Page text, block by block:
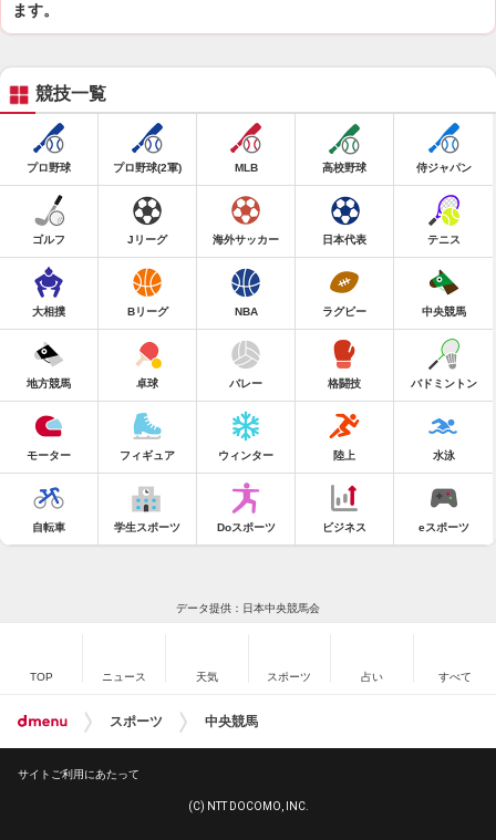
ます。
競技一覧
プロ野球 プロ野球(2軍) MLB 高校野球 侍ジャパン
ゴルフ Jリーグ 海外サッカー 日本代表 テニス
大相撲 Bリーグ NBA ラグビー 中央競馬
地方競馬 卓球 バレー 格闘技 バドミントン
モーター フィギュア ウィンター 陸上 水泳
自転車 学生スポーツ Doスポーツ ビジネス eスポーツ
データ提供：日本中央競馬会
TOP ニュース 天気 スポーツ 占い すべて
スポーツ 中央競馬
サイトご利用にあたって
(C) NTT DOCOMO, INC.